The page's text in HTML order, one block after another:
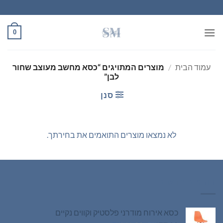
to
content
0
עמוד הבית / מוצרים המתויגים “כסא מחשב מעוצב שחור
לבן”
סנן
לא נמצאו מוצרים התואמים את בחירתך.
כסא אירוח מודרני פלסטיק וקווים נקיים